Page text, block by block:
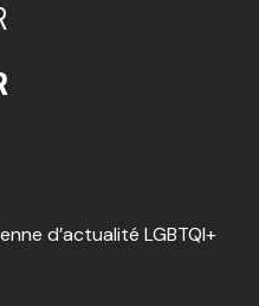
d’actualité LGBTQI+